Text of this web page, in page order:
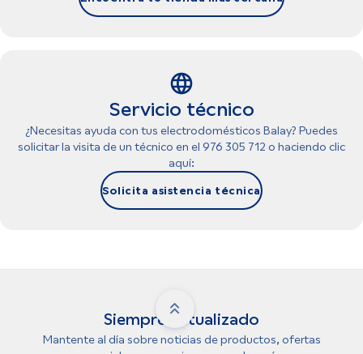
Servicio técnico
¿Necesitas ayuda con tus electrodomésticos Balay? Puedes
solicitar la visita de un técnico en el 976 305 712 o haciendo clic
aquí:
Solicita asistencia técnica
Siempre actualizado
Mantente al día sobre noticias de productos, ofertas